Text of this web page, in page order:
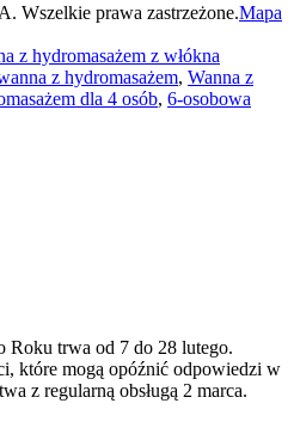
Wszelkie prawa zastrzeżone.Mapa
z hydromasażem z włókna
z hydromasażem, Wanna z
dla 4 osób, 6-osobowa
Roku trwa od 7 do 28 lutego.
które mogą opóźnić odpowiedzi w
z regularną obsługą 2 marca.